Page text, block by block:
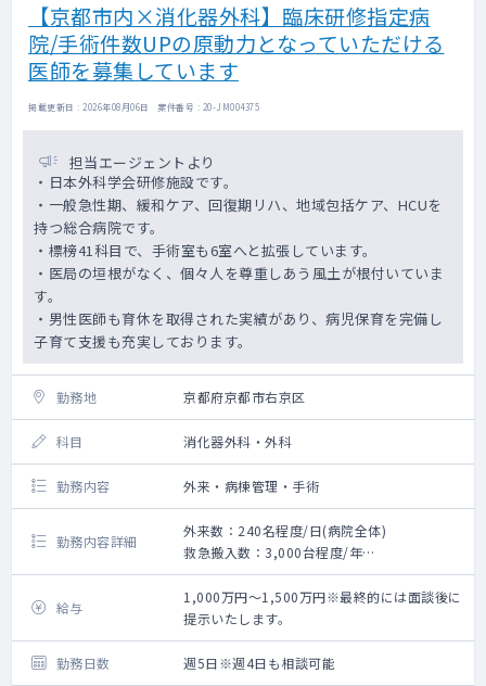
【京都市内×消化器外科】臨床研修指定病
院/手術件数UPの原動力となっていただける
医師を募集しています
掲載更新日 : 2026年08月06日 案件番号 : 20-JM004375
担当エージェントより
・日本外科学会研修施設です。
・一般急性期、緩和ケア、回復期リハ、地域包括ケア、HCUを
持つ総合病院です。
・標榜41科目で、手術室も6室へと拡張しています。
・医局の垣根がなく、個々人を尊重しあう風土が根付いていま
す。
・男性医師も育休を取得された実績があり、病児保育を完備し
子育て支援も充実しております。
勤務地 京都府京都市右京区
科目 消化器外科・外科
勤務内容 外来・病棟管理・手術
勤務内容詳細
外来数：240名程度/日(病院全体)
救急搬入数：3,000台程度/年
手術数：20件程度/月 手術曜日：月曜・木
曜・金曜
食道・胃・十二指腸などの上部消化管疾患、
肝臓疾患、胆嚢・総胆管などの胆道疾患、膵
臓疾患
小腸・大腸・肛門などの下部消化管疾患、鼠
給与
1,000万円～1,500万円※最終的には面談後に
提示いたします。
勤務日数 週5日※週4日も相談可能